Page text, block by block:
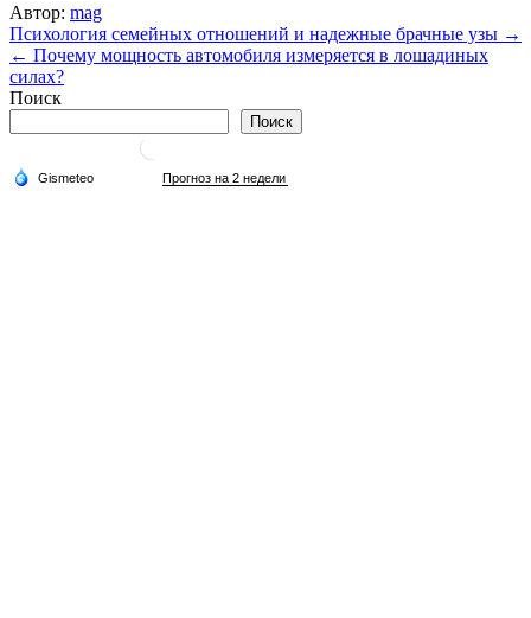
Автор: mag
Навигация
по
записям
Психология семейных отношений и надежные брачные узы →
← Почему мощность автомобиля измеряется в лошадиных
силах?
Поиск
Поиск